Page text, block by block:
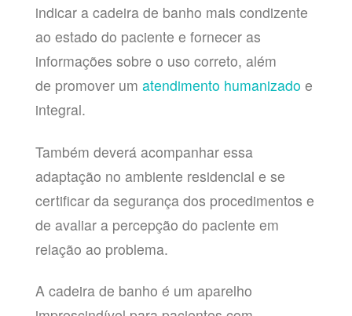
indicar a cadeira de banho mais condizente
ao estado do paciente e fornecer as
informações sobre o uso correto, além
de promover um atendimento humanizado e
integral.
Também deverá acompanhar essa
adaptação no ambiente residencial e se
certificar da segurança dos procedimentos e
de avaliar a percepção do paciente em
relação ao problema.
A cadeira de banho é um aparelho